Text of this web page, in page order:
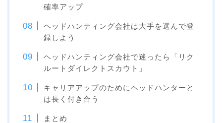
確率アップ
ヘッドハンティング会社は大手を選んで登
録しよう
ヘッドハンティング会社で迷ったら「リク
ルートダイレクトスカウト」
キャリアアップのためにヘッドハンターと
は長く付き合う
まとめ